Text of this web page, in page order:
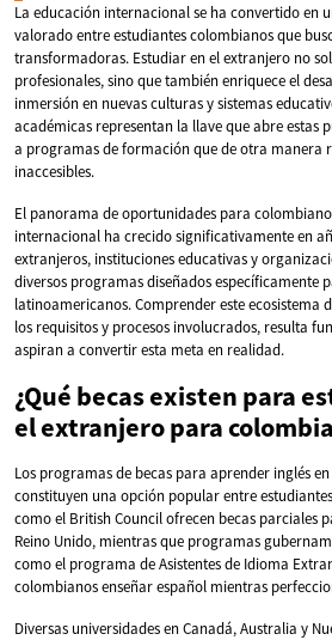
La educación internacional se ha convertido en
valorado entre estudiantes colombianos que
transformadoras. Estudiar en el extranjero no
profesionales, sino que también enriquece el
inmersión en nuevas culturas y sistemas
académicas representan la llave que abre estas
a programas de formación que de otra manera
inaccesibles.
El panorama de oportunidades para
internacional ha crecido significativamente en
extranjeros, instituciones educativas y
diversos programas diseñados específicamente
latinoamericanos. Comprender este ecosistema
los requisitos y procesos involucrados, resulta
aspiran a convertir esta meta en realidad.
¿Qué becas existen para
el extranjero para
Los programas de becas para aprender inglés
constituyen una opción popular entre
como el British Council ofrecen becas parciales
Reino Unido, mientras que programas
como el programa de Asistentes de Idioma
colombianos enseñar español mientras
Diversas universidades en Canadá, Australia y